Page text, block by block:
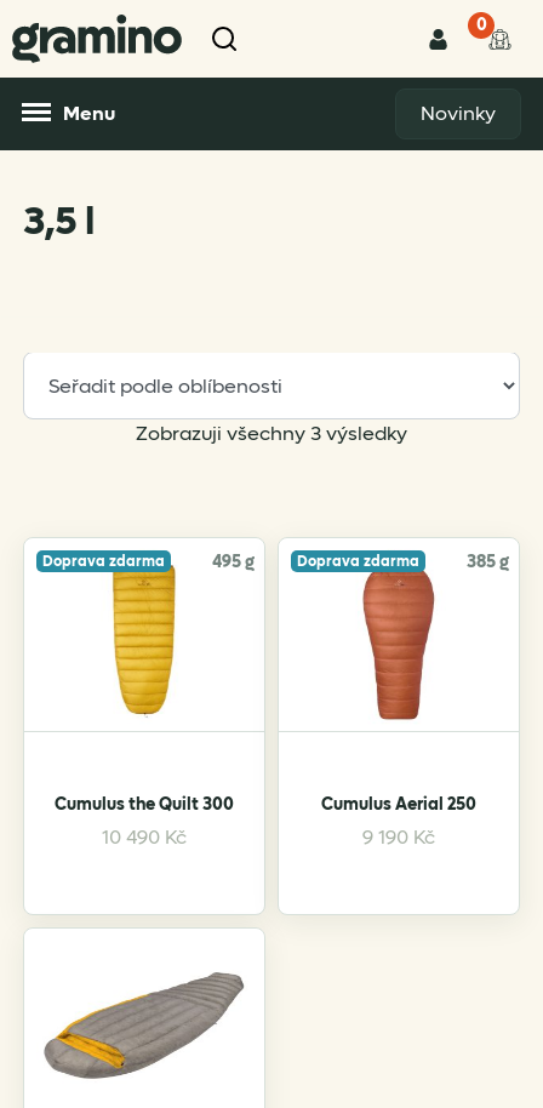
0
Menu Novinky
3,5 l
Zobrazuji všechny 3 výsledkySorted
Doprava zdarma 495 g
Cumulus the Quilt 300
10 490 Kč
Doprava zdarma 385 g
Cumulus Aerial 250
9 190 Kč